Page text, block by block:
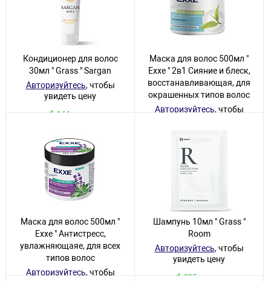
Кондиционер для волос
30мл " Grass " Sargan
Авторизуйтесь, чтобы
увидеть цену
144 товара
Маска для волос 500мл "
Exxe " 2в1 Сияние и блеск,
восстанавливающая, для
окрашенных типов волос
Авторизуйтесь, чтобы
Маска для волос 500мл "
Exxe " Антистресс,
увлажняющаяе, для всех
типов волос
Авторизуйтесь, чтобы
Шампунь 10мл " Grass "
Room
Авторизуйтесь, чтобы
увидеть цену
225 товаров